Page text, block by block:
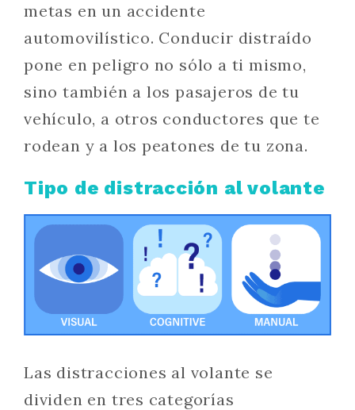
metas en un accidente
automovilístico. Conducir distraído
pone en peligro no sólo a ti mismo,
sino también a los pasajeros de tu
vehículo, a otros conductores que te
rodean y a los peatones de tu zona.
Tipo de distracción al volante
Las distracciones al volante se
dividen en tres categorías